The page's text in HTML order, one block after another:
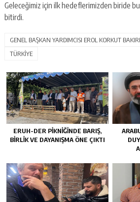
Geleceğimiz için ilk hedeflerimizden biride
bitirdi.
GENEL BAŞKAN YARDIMCISI EROL KORKUT
TÜRKİYE
ERUH-DER PIKNIĞINDE BARIŞ,
BIRLIK VE DAYANIŞMA ÖNE ÇIKTI